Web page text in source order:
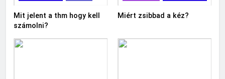
Mit jelent a thm hogy kell
számolni?
Miért zsibbad a kéz?